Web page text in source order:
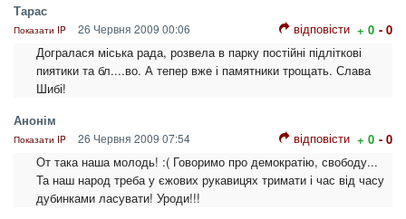
Тарас
Показати IP 26 Червня 2009 00:06 відповісти + 0 - 0
Догралася міська рада, розвела в парку постійні підліткові
пиятики та бл....во. А тепер вже і памятники трощать. Слава
Шибі!
Анонім
Показати IP 26 Червня 2009 07:54 відповісти + 0 - 0
От така наша молодь! :( Говоримо про демократію, свободу...
Та наш народ треба у єжових рукавицях тримати і час від часу
дубинками ласувати! Уроди!!!